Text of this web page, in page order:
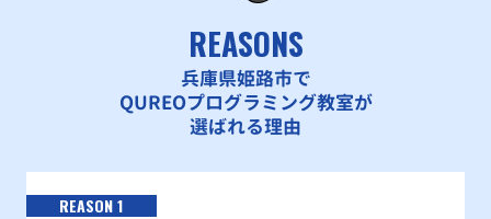
山陽電鉄手柄駅より徒歩５分
能力開発センター広畑校
山陽電気鉄道網干線 広畑駅 徒歩10分
REASONS
兵庫県姫路市で
QUREOプログラミング教室が
選ばれる理由
REASON 1